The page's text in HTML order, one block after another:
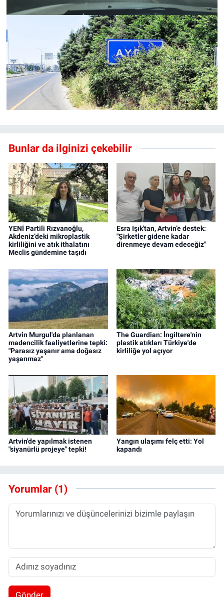
Bunlar da ilginizi çekebilir
YENİ Partili Rızvanoğlu,
Akdeniz’deki mikroplastik
kirliliğini ve atık ithalatını
Meclis gündemine taşıdı
Esra Işık'tan, Artvin’e destek:
"Şirketler gidene kadar
direnmeye devam edeceğiz"
Artvin Murgul'da planlanan
madencilik faaliyetlerine tepki:
"Parasız yaşanır ama doğasız
yaşanmaz"
The Guardian: İngiltere'nin
plastik atıkları Türkiye'de
kirliliğe yol açıyor
Artvin'de yapılmak istenen
"siyanürlü projeye" tepki!
Yangın ulaşımı felç etti: Yol
kapandı
Yorumlar (1)